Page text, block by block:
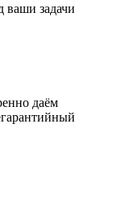
ваши задачи
даём